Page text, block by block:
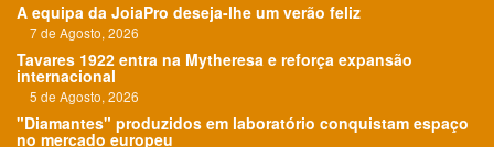
A equipa da JoiaPro deseja-lhe um verão feliz
7 de Agosto, 2026
Tavares 1922 entra na Mytheresa e reforça expansão
internacional
5 de Agosto, 2026
"Diamantes" produzidos em laboratório conquistam espaço
no mercado europeu